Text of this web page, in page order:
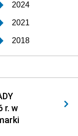
2024
2021
2018
2015
2012
2009
2006
r. w